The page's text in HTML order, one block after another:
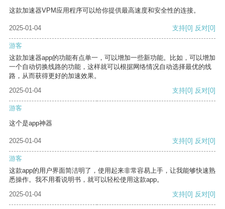
这款加速器VPM应用程序可以给你提供最高速度和安全性的连接。
2025-01-04 支持[0] 反对[0]
游客
这款加速器app的功能有点单一，可以增加一些新功能。比如，可以增加
一个自动切换线路的功能，这样就可以根据网络情况自动选择最优的线
路，从而获得更好的加速效果。
2025-01-04
支持[0] 反对[0]
游客
这个是app神器
2025-01-04 支持[0] 反对[0]
游客
这款app的用户界面简洁明了，使用起来非常容易上手，让我能够快速熟
悉操作。我不用看说明书，就可以轻松使用这款app。
2025-01-04
支持[0] 反对[0]